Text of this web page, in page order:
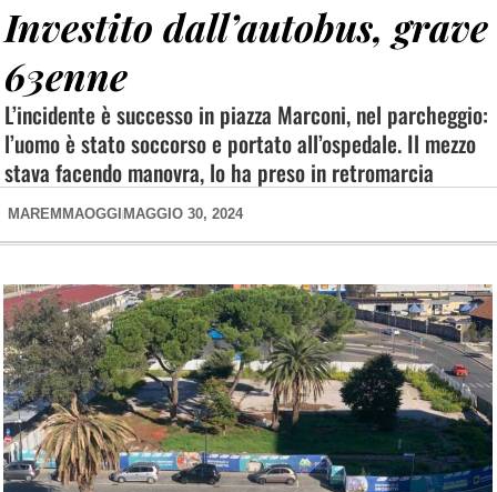
Investito dall’autobus, grave
63enne
L’incidente è successo in piazza Marconi, nel parcheggio:
l’uomo è stato soccorso e portato all’ospedale. Il mezzo
stava facendo manovra, lo ha preso in retromarcia
MAREMMAOGGI MAGGIO 30, 2024